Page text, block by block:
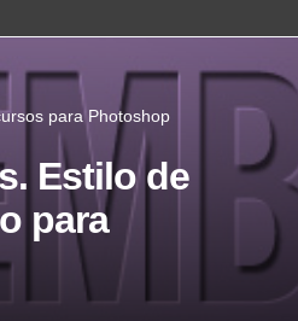
para Photoshop
Estilo de
para